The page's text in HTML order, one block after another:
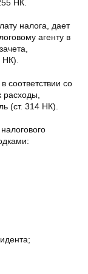
НК.
налога, дает
агенту в
соответствии со
(ст. 314 НК).